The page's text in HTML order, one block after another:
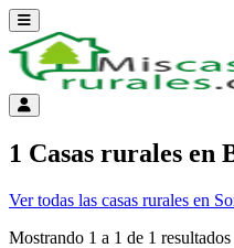
Abrir menú
Menú de cuenta
1 Casas rurales en
Ver todas las casas rurales en
Mostrando 1 a 1 de 1 resultados